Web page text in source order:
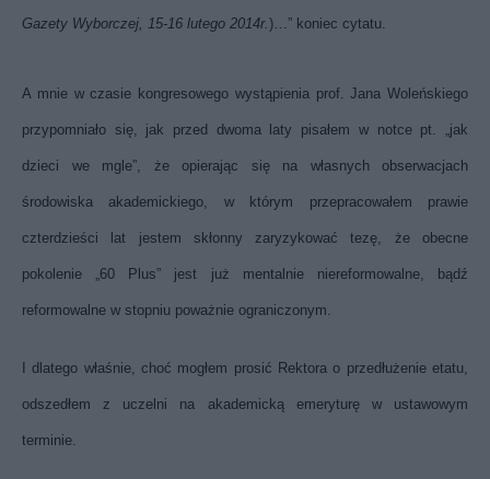
Gazety Wyborczej, 15-16 lutego 2014r.)…” koniec cytatu.
A mnie w czasie kongresowego wystąpienia prof. Jana Woleńskiego
przypomniało się, jak przed dwoma laty pisałem w notce pt. „jak
dzieci we mgle”, że opierając się na własnych obserwacjach
środowiska akademickiego, w którym przepracowałem prawie
czterdzieści lat jestem skłonny zaryzykować tezę, że obecne
pokolenie „60 Plus” jest już mentalnie niereformowalne, bądź
reformowalne w stopniu poważnie ograniczonym.
I dlatego właśnie, choć mogłem prosić Rektora o przedłużenie etatu,
odszedłem z uczelni na akademicką emeryturę w ustawowym
terminie.